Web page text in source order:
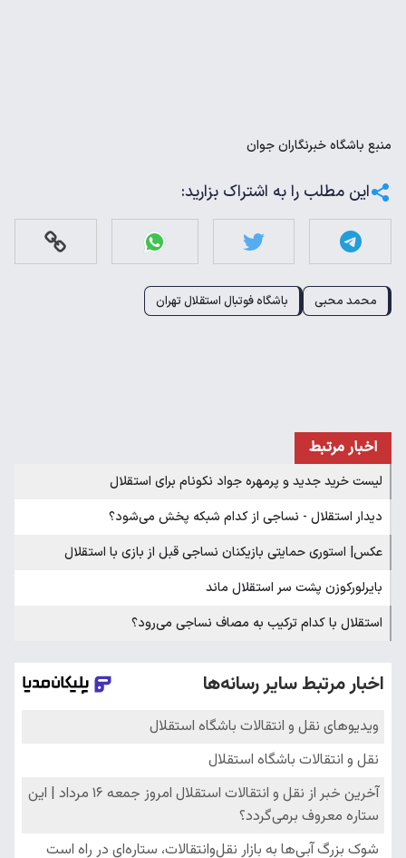
منبع باشگاه خبرنگاران جوان
این مطلب را به اشتراک بزارید:
محمد محبی باشگاه فوتبال استقلال تهران
اخبار مرتبط
لیست خرید جدید و پرمهره جواد نکونام برای استقلال
دیدار استقلال - نساجی از کدام شبکه پخش می‌شود؟
عکس| استوری حمایتی بازیکنان نساجی قبل از بازی با استقلال
بایرلورکوزن پشت سر استقلال ماند
استقلال با کدام ترکیب به مصاف نساجی می‌رود؟